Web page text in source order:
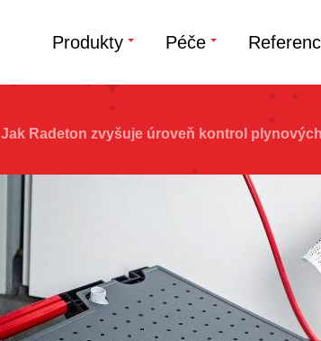
Produkty Péče
Jak Radeton zvyšuje úroveň kontrol